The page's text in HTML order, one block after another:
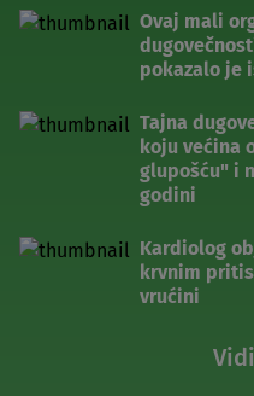
Ovaj mali
pokazalo je
Tajna
koju većina
glupošću" i
godini
Kardiolog
krvnim
vrućini